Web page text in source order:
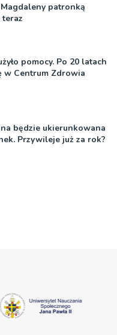
patronką
teraz
pomocy. Po 20 latach
w Centrum Zdrowia
będzie ukierunkowana
Przywileje już za rok?